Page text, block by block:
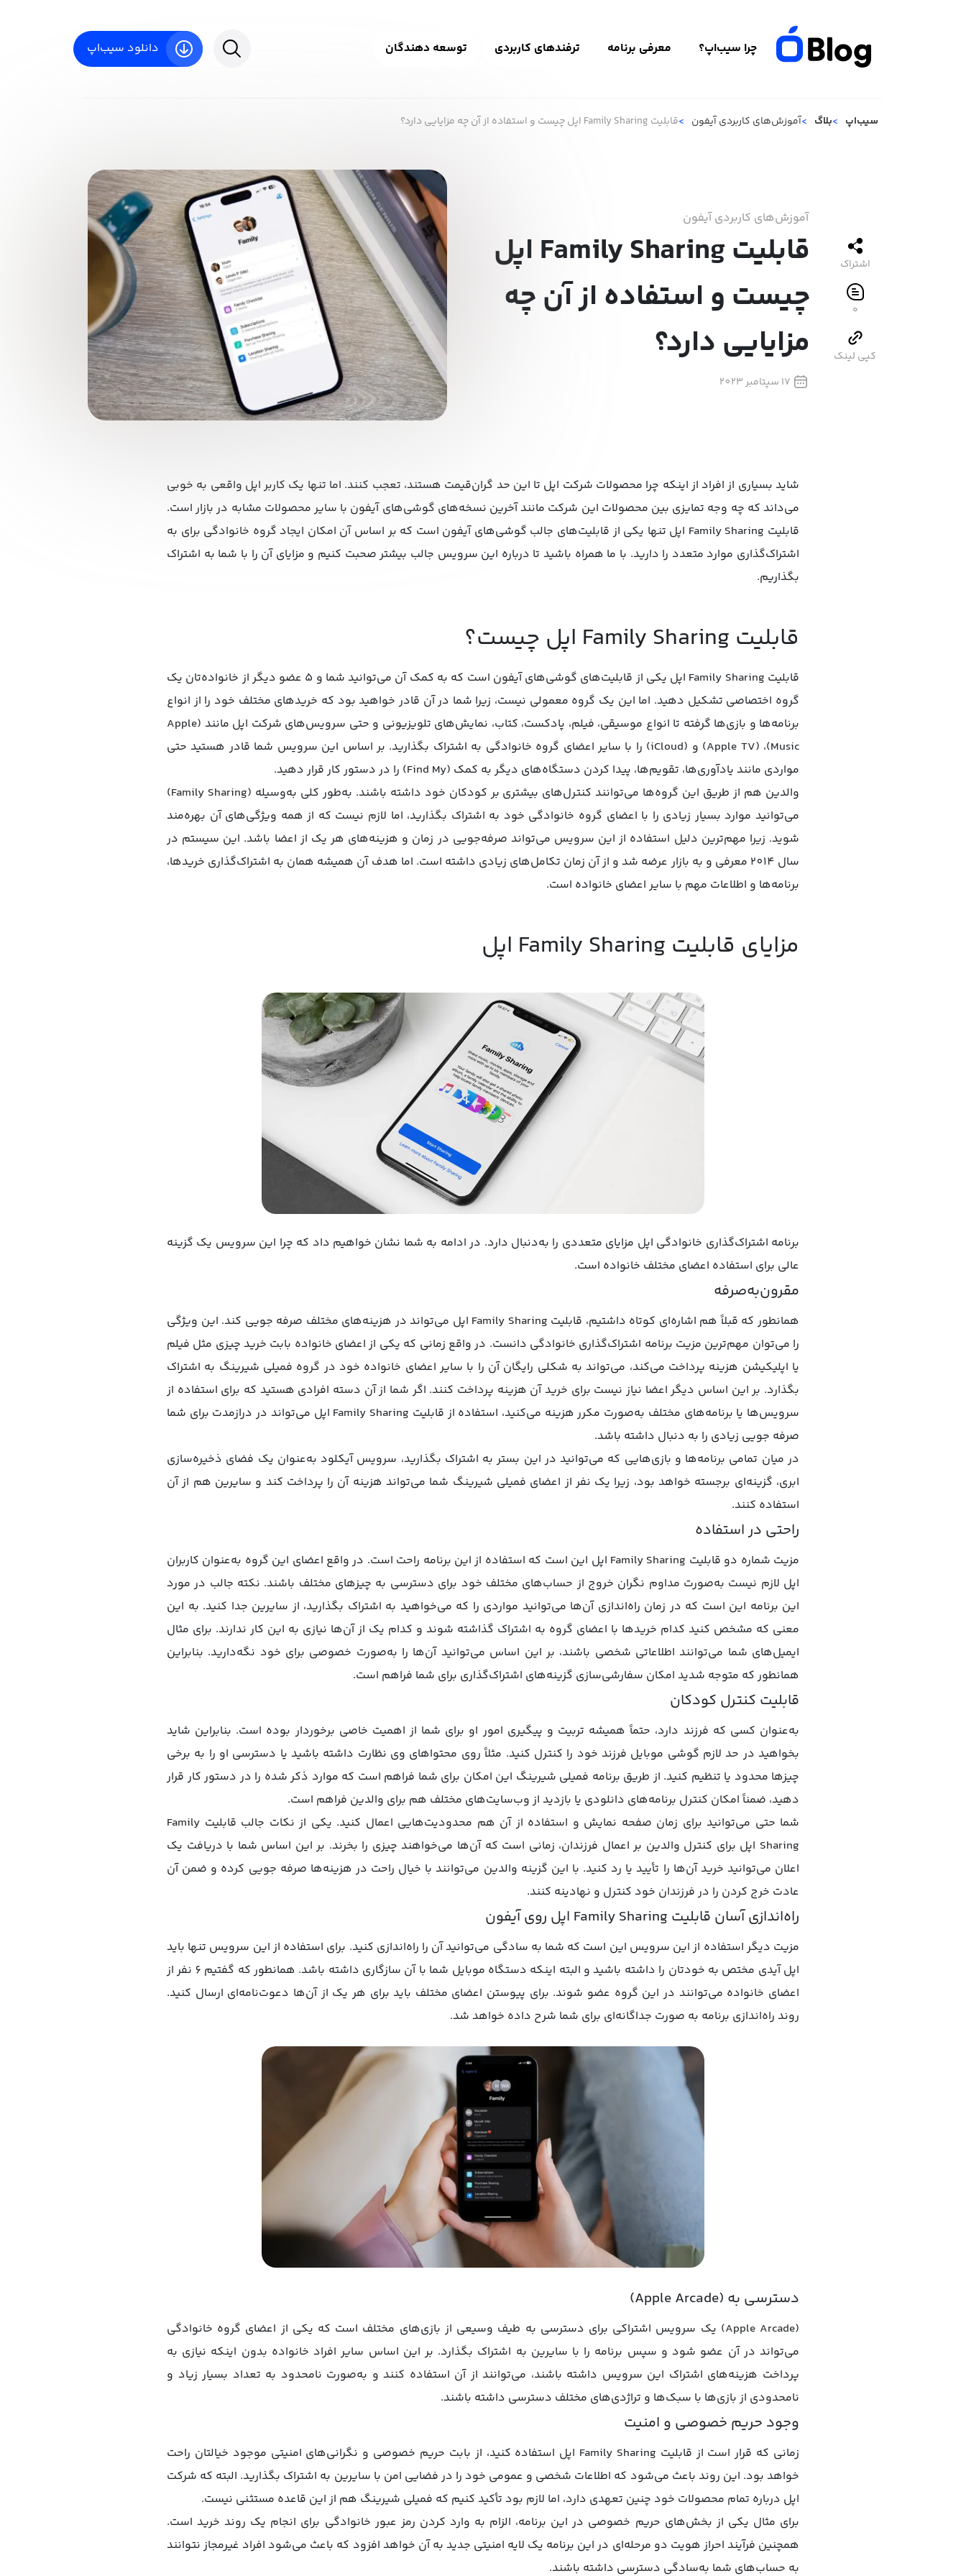
چرا سیب‌اپ؟ معرفی برنامه ترفندهای کاربردی توسعه دهندگان دانلود سیب‌اپ
سیب‌اپ بلاگ آموزش‌های کاربردی آیفون قابلیت Family Sharing اپل چیست و استفاده از آن چه مزایایی دارد؟
آموزش‌های کاربردی آیفون
قابلیت Family Sharing اپل
چیست و استفاده از آن چه
مزایایی دارد؟
17 سپتامبر 2023
اشتراک
۰
کپی لینک
شاید بسیاری از افراد از اینکه چرا محصولات شرکت اپل تا این حد گران‌قیمت هستند، تعجب کنند. اما تنها یک کاربر اپل واقعی به خوبی
می‌داند که چه وجه تمایزی بین محصولات این شرکت مانند آخرین نسخه‌های گوشی‌های آیفون با سایر محصولات مشابه در بازار است.
قابلیت Family Sharing اپل تنها یکی از قابلیت‌های جالب گوشی‌های آیفون است که بر اساس آن امکان ایجاد گروه خانوادگی برای به‌
اشتراک‌گذاری موارد متعدد را دارید. با ما همراه باشید تا درباره این سرویس جالب بیشتر صحبت کنیم و مزایای آن را با شما به اشتراک
بگذاریم.
قابلیت Family Sharing اپل چیست؟
قابلیت Family Sharing اپل یکی از قابلیت‌های گوشی‌های آیفون است که به کمک آن می‌توانید شما و 5 عضو دیگر از خانواده‌تان یک
گروه اختصاصی تشکیل دهید. اما این یک گروه معمولی نیست، زیرا شما در آن قادر خواهید بود که خریدهای مختلف خود را از انواع
برنامه‌ها و بازی‌ها گرفته تا انواع موسیقی، فیلم، پادکست، کتاب، نمایش‌های تلویزیونی و حتی سرویس‌های شرکت اپل مانند (Apple
Music)، (Apple TV) و (iCloud) را با سایر اعضای گروه خانوادگی به اشتراک بگذارید. بر اساس این سرویس شما قادر هستید حتی
مواردی مانند یادآوری‌ها، تقویم‌ها، پیدا کردن دستگاه‌های دیگر به کمک (Find My) را در دستور کار قرار دهید.
والدین هم از طریق این گروه‌ها می‌توانند کنترل‌های بیشتری بر کودکان خود داشته باشند. به‌طور کلی به‌وسیله (Family Sharing)
می‌توانید موارد بسیار زیادی را با اعضای گروه خانوادگی خود به اشتراک بگذارید، اما لازم نیست که از همه ویژگی‌های آن بهره‌مند
شوید. زیرا مهم‌ترین دلیل استفاده از این سرویس می‌‌تواند صرفه‌جویی در زمان و هزینه‌های هر یک از اعضا باشد. این سیستم در
سال 2014 معرفی و به بازار عرضه شد و از آن زمان تکامل‌های زیادی داشته است. اما هدف آن همیشه همان به اشتراک‌گذاری خریدها،
برنامه‌ها و اطلاعات مهم با سایر اعضای خانواده است.
مزایای قابلیت Family Sharing اپل
برنامه اشتراک‌گذاری خانوادگی اپل مزایای متعددی را به‌دنبال دارد. در ادامه به شما نشان خواهیم داد که چرا این سرویس یک گزینه
عالی برای استفاده اعضای مختلف خانواده است.
مقرون‌به‌صرفه
همانطور که قبلاً هم اشاره‌ای کوتاه داشتیم، قابلیت Family Sharing اپل می‌تواند در هزینه‌های مختلف صرفه‌ جویی کند. این ویژگی
را می‌توان مهم‌ترین مزیت برنامه اشتراک‌گذاری خانوادگی دانست. در واقع زمانی که یکی از اعضای خانواده بابت خرید چیزی مثل فیلم
یا اپلیکیشن هزینه پرداخت می‌کند، می‌تواند به شکلی رایگان آن را با سایر اعضای خانواده خود در گروه فمیلی شیرینگ به اشتراک
بگذارد. بر این اساس دیگر اعضا نیاز نیست برای خرید آن هزینه پرداخت کنند. اگر شما از آن دسته افرادی هستید که برای استفاده از
سرویس‌ها یا برنامه‌های مختلف به‌صورت مکرر هزینه می‌کنید، استفاده از قابلیت Family Sharing اپل می‌تواند در درازمدت برای شما
صرفه‌ جویی زیادی را به دنبال داشته باشد.
در میان تمامی برنامه‌ها و بازی‌هایی که می‌توانید در این بستر به اشتراک بگذارید، سرویس آیکلود به‌عنوان یک فضای ذخیره‌سازی
ابری، گزینه‌ای برجسته خواهد بود، زیرا یک نفر از اعضای فمیلی شیرینگ شما می‌تواند هزینه آن را پرداخت کند و سایرین هم از آن
استفاده کنند.
راحتی در استفاده
مزیت شماره دو قابلیت Family Sharing اپل این است که استفاده از این برنامه راحت است. در واقع اعضای این گروه به‌عنوان کاربران
اپل لازم نیست به‌صورت مداوم نگران خروج از حساب‌های مختلف خود برای دسترسی به چیزهای مختلف باشند. نکته جالب در مورد
این برنامه این است که در زمان راه‌اندازی آن‌ها می‌توانید مواردی را که می‌خواهید به اشتراک بگذارید، از سایرین جدا کنید. به این
معنی که مشخص کنید کدام خریدها با اعضای گروه به اشتراک گذاشته شوند و کدام یک از آن‌ها نیازی به این کار ندارند. برای مثال
ایمیل‌های شما می‌توانند اطلاعاتی شخصی باشند، بر این اساس می‌توانید آن‌ها را به‌صورت خصوصی برای خود نگه‌دارید. بنابراین
همانطور که متوجه شدید امکان سفارشی‌سازی گزینه‌های اشتراک‌گذاری برای شما فراهم است.
قابلیت کنترل کودکان
به‌عنوان کسی که فرزند دارد، حتماً همیشه تربیت و پیگیری امور او برای شما از اهمیت خاصی برخوردار بوده است. بنابراین شاید
بخواهید در حد لازم گوشی موبایل فرزند خود را کنترل کنید. مثلاً روی محتواهای وی نظارت داشته باشید یا دسترسی او را به برخی
چیزها محدود یا تنظیم کنید. از طریق برنامه فمیلی شیرینگ این امکان برای شما فراهم است که موارد ذکر شده را در دستور کار قرار
دهید، ضمناً امکان کنترل برنامه‌های دانلودی یا بازدید از وب‌سایت‌های مختلف هم برای والدین فراهم است.
شما حتی می‌توانید برای زمان صفحه نمایش و استفاده از آن هم محدودیت‌هایی اعمال کنید. یکی از نکات جالب قابلیت Family
Sharing اپل برای کنترل والدین بر اعمال فرزندان، زمانی است که آن‌ها می‌خواهند چیزی را بخرند. بر این اساس شما با دریافت یک
اعلان می‌توانید خرید آن‌ها را تأیید یا رد کنید. با این گزینه والدین می‌توانند با خیال راحت در هزینه‌ها صرفه‌ جویی کرده و ضمن آن
عادت خرج کردن را در فرزندان خود کنترل و نهادینه کنند.
راه‌اندازی آسان قابلیت Family Sharing اپل روی آیفون
مزیت دیگر استفاده از این سرویس این است که شما به سادگی می‌توانید آن را راه‌اندازی کنید. برای استفاده از این سرویس تنها باید
اپل آیدی مختص به خودتان را داشته باشید و البته اینکه دستگاه موبایل شما با آن سازگاری داشته باشد. همانطور که گفتیم 6 نفر از
اعضای خانواده می‌توانند در این گروه عضو شوند. برای پیوستن اعضای مختلف باید برای هر یک از آن‌ها دعوت‌نامه‌ای ارسال کنید.
روند راه‌اندازی برنامه به صورت جداگانه‌ای برای شما شرح داده خواهد شد.
دسترسی به (Apple Arcade)
(Apple Arcade) یک سرویس اشتراکی برای دسترسی به طیف وسیعی از بازی‌های مختلف است که یکی از اعضای گروه خانوادگی
می‌تواند در آن عضو شود و سپس برنامه را با سایرین به اشتراک بگذارد. بر این اساس سایر افراد خانواده بدون اینکه نیازی به
پرداخت هزینه‌های اشتراک این سرویس داشته باشند، می‌توانند از آن استفاده کنند و به‌صورت نامحدود به تعداد بسیار زیاد و
نامحدودی از بازی‌ها با سبک‌ها و تراژدی‌های مختلف دسترسی داشته باشند.
وجود حریم خصوصی و امنیت
زمانی که قرار است از قابلیت Family Sharing اپل استفاده کنید، از بابت حریم خصوصی و نگرانی‌های امنیتی موجود خیالتان راحت
خواهد بود. این روند باعث می‌شود که اطلاعات شخصی و عمومی خود را در فضایی امن با سایرین به اشتراک بگذارید. البته که شرکت
اپل درباره تمام محصولات خود چنین تعهدی دارد، اما لازم بود تأکید کنیم که فمیلی شیرینگ هم از این قاعده مستثنی نیست.
برای مثال یکی از بخش‌های حریم خصوصی در این برنامه، الزام به وارد کردن رمز عبور خانوادگی برای انجام یک روند خرید است.
همچنین فرآیند احراز هویت دو مرحله‌ای در این برنامه یک لایه امنیتی جدید به آن خواهد افزود که باعث می‌شود افراد غیرمجاز نتوانند
به حساب‌های شما به‌سادگی دسترسی داشته باشند.